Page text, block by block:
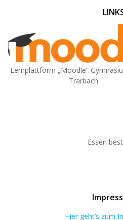
Lernplattform „Moodle“
Trarbach
Essen
Hier geht’s zum